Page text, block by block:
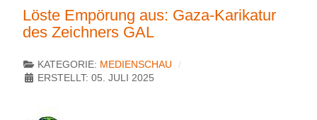
Löste Empörung aus: Gaza-Karikatur
des Zeichners GAL
KATEGORIE: MEDIENSCHAU
ERSTELLT: 05. JULI 2025